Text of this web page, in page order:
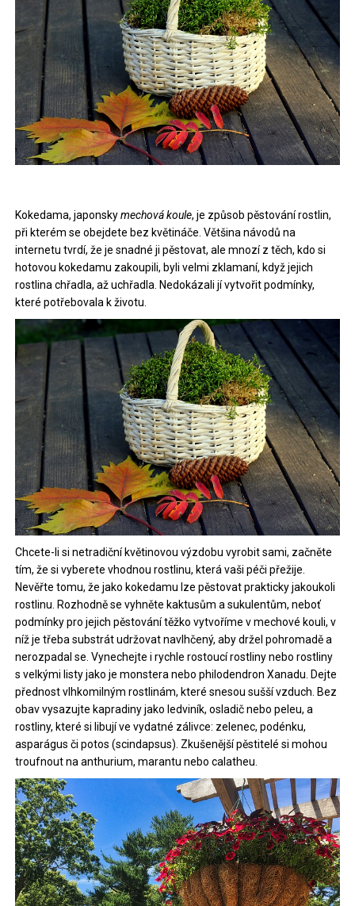
Kokedama, japonskymechová koule, je způsob pěstování rostlin,
při kterém se obejdete bez květináče. Většina návodů na
internetu tvrdí, že je snadné ji pěstovat, ale mnozí z těch, kdo si
hotovou kokedamu zakoupili, byli velmi zklamaní, když jejich
rostlina chřadla, až uchřadla. Nedokázali jí vytvořit podmínky,
které potřebovala k životu.
Chcete-li si netradiční květinovou výzdobu vyrobit sami, začněte
tím, že si vyberete vhodnou rostlinu, která vaši péči přežije.
Nevěřte tomu, že jako kokedamu lze pěstovat prakticky jakoukoli
rostlinu. Rozhodně se vyhněte kaktusům a sukulentům, neboť
podmínky pro jejich pěstování těžko vytvoříme v mechové kouli, v
níž je třeba substrát udržovat navlhčený, aby držel pohromadě a
nerozpadal se. Vynechejte i rychle rostoucí rostliny nebo rostliny
s velkými listy jako je monstera nebo philodendron Xanadu. Dejte
přednost vlhkomilným rostlinám, které snesou sušší vzduch. Bez
obav vysazujte kapradiny jako ledviník, osladič nebo peleu, a
rostliny, které si libují ve vydatné zálivce: zelenec, podénku,
asparágus či potos (scindapsus). Zkušenější pěstitelé si mohou
troufnout na anthurium, marantu nebo calatheu.